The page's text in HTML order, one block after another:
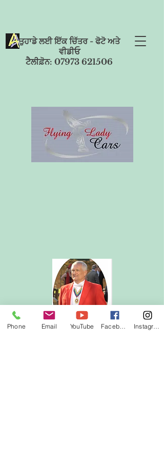
ਤੁਹਾਡੇ ਲਈ ਇੱਕ ਚਿੱਤਰ - ਫੋਟੋ ਅਤੇ
ਵੀਡੀਓ
ਟੈਲੀਫ਼ੋਨ: 07973 621506
Phone Email YouTube